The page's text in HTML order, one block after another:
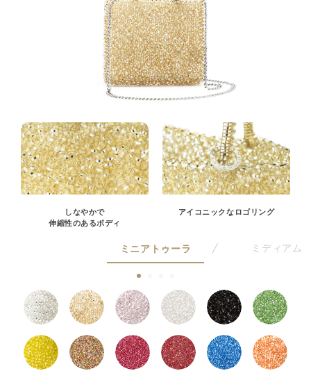
しなやかで
伸縮性のあるボディ
アイコニックなロゴリング
ミニアトゥーラ ミディアム